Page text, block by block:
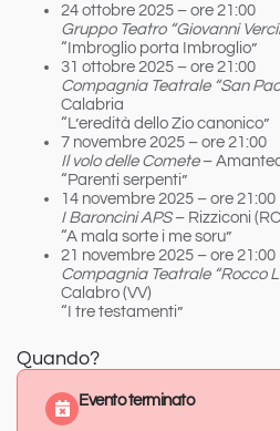
24 ottobre 2025 – ore 21:00
Gruppo Teatro “Giovanni
“Imbroglio porta Imbroglio”
31 ottobre 2025 – ore 21:00
Compagnia Teatrale “San
Calabria
“L’eredità dello Zio canonico”
7 novembre 2025 – ore 21:00
Il volo delle Comete–
“Parenti serpenti”
14 novembre 2025 – ore 21:00
I Baroncini APS– Rizziconi
“A mala sorte i me soru”
21 novembre 2025 – ore 21:00
Compagnia Teatrale “Rocco
Calabro (VV)
“I tre testamenti”
Quando?
Evento terminato